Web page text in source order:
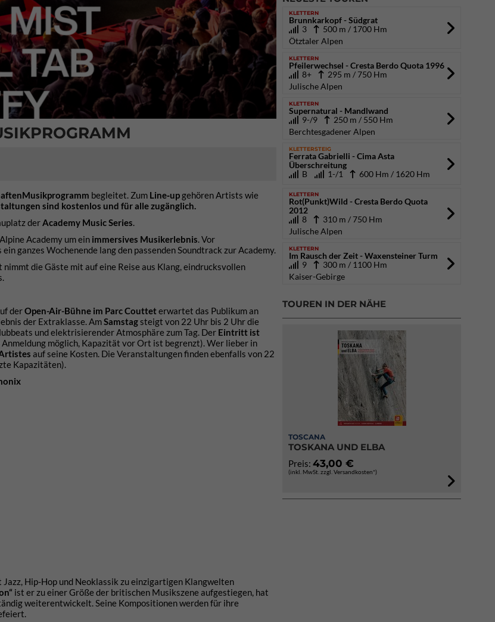
Musikprogramm begleitet. Zum Line‑up gehören Artists wie
sind kostenlos und für alle zugänglich.
derAcademy Music Series.
Academy um ein immersives Musikerlebnis. Vor
ganzes Wochenende lang den passenden Soundtrack zur Academy.
nimmt die Gäste mit auf eine Reise aus Klang, eindrucksvollen
derOpen-Air-Bühne im Parc Coutteterwartet das Publikum an
der Extraklasse. AmSamstagsteigt von 22 Uhr bis 2 Uhr die
und elektrisierender Atmosphäre zum Tag. Der Eintritt ist
Anmeldung möglich, Kapazität vor Ort ist begrenzt). Wer lieber in
auf seine Kosten. Die Veranstaltungen finden ebenfalls von 22
Kapazitäten).
Jazz, Hip-Hop und Neoklassik zu einzigartigen Klangwelten
ist er zu einer Größe der britischen Musikszene aufgestiegen, hat
weiterentwickelt. Seine Kompositionen werden für ihre
KLETTERN
Brunnkarkopf - Südgrat
3
500 m / 1700 Hm
Ötztaler Alpen
KLETTERN
Pfeilerwechsel - Cresta Berdo Quota 1996
8+
295 m / 750 Hm
Julische Alpen
KLETTERN
Supernatural - Mandlwand
9-/9
250 m / 550 Hm
Berchtesgadener Alpen
KLETTERSTEIG
Ferrata Gabrielli - Cima Asta
Überschreitung
B
1-/1 600 Hm / 1620 Hm
KLETTERN
Rot(Punkt)Wild - Cresta Berdo Quota
2012
8
310 m / 750 Hm
Julische Alpen
KLETTERN
Im Rausch der Zeit - Waxensteiner Turm
9
300 m / 1100 Hm
Kaiser-Gebirge
TOUREN IN DER NÄHE
TOSCANA
TOSKANA UND ELBA
Preis: 43,00 €
(inkl. MwSt. zzgl. Versandkosten*)